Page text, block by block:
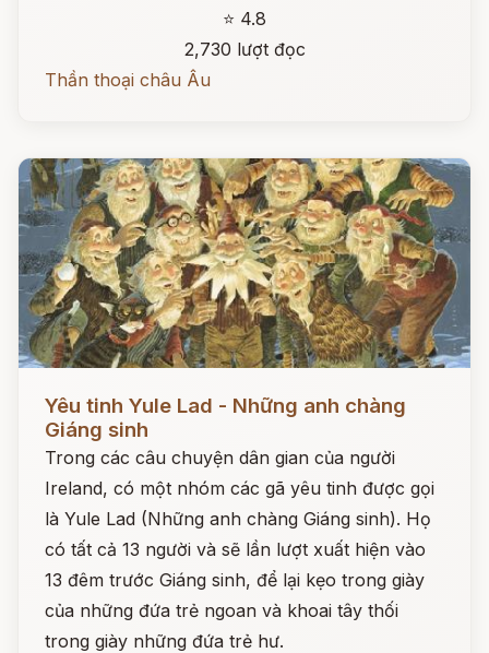
⭐ 4.8
2,730 lượt đọc
Thần thoại châu Âu
Yêu tinh Yule Lad - Những anh chàng
Giáng sinh
Trong các câu chuyện dân gian của người
Ireland, có một nhóm các gã yêu tinh được gọi
là Yule Lad (Những anh chàng Giáng sinh). Họ
có tất cả 13 người và sẽ lần lượt xuất hiện vào
13 đêm trước Giáng sinh, để lại kẹo trong giày
của những đứa trẻ ngoan và khoai tây thối
trong giày những đứa trẻ hư.